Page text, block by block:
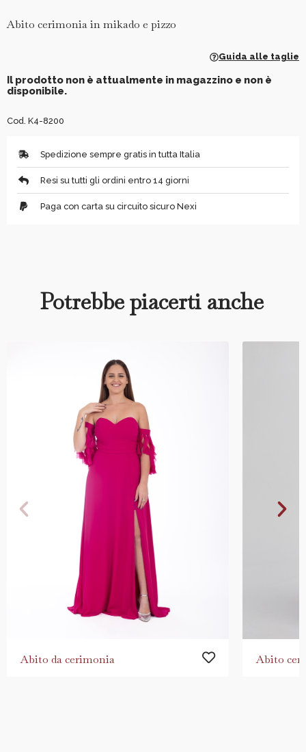
Abito cerimonia in mikado e pizzo
Guida alle taglie
Il prodotto non è attualmente in magazzino e non è
disponibile.
Cod. K4-8200
Spedizione sempre gratis in tutta Italia
Resi su tutti gli ordini entro 14 giorni
Paga con carta su circuito sicuro Nexi
Potrebbe piacerti anche
Abito da cerimonia Abito